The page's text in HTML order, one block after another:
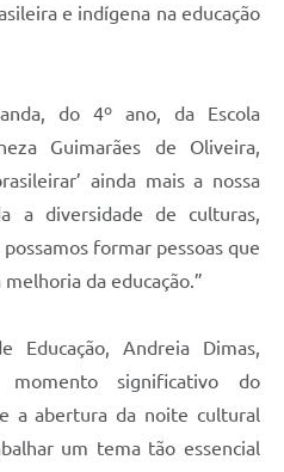
e indígena na educação
do 4º ano, da Escola
Guimarães de Oliveira,
ainda mais a nossa
a diversidade de culturas,
formar pessoas que
da educação.”
Educação, Andreia Dimas,
significativo do
a abertura da noite cultural
um tema tão essencial